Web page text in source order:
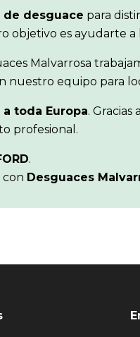
de desguace para
objetivo es ayudarte
Malvarrosa
equipo para
a toda Europa.
profesional.
.
con Desguaces